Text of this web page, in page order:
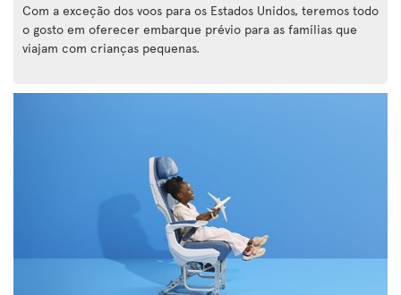
Com a exceção dos voos para os Estados Unidos, teremos todo
o gosto em oferecer embarque prévio para as famílias que
viajam com crianças pequenas.